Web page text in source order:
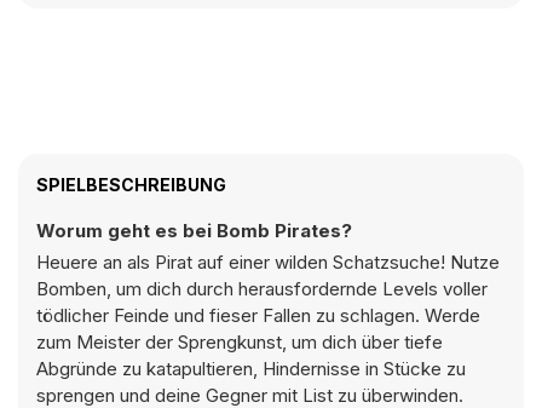
SPIELBESCHREIBUNG
Worum geht es bei Bomb Pirates?
Heuere an als Pirat auf einer wilden Schatzsuche! Nutze
Bomben, um dich durch herausfordernde Levels voller
tödlicher Feinde und fieser Fallen zu schlagen. Werde
zum Meister der Sprengkunst, um dich über tiefe
Abgründe zu katapultieren, Hindernisse in Stücke zu
sprengen und deine Gegner mit List zu überwinden.